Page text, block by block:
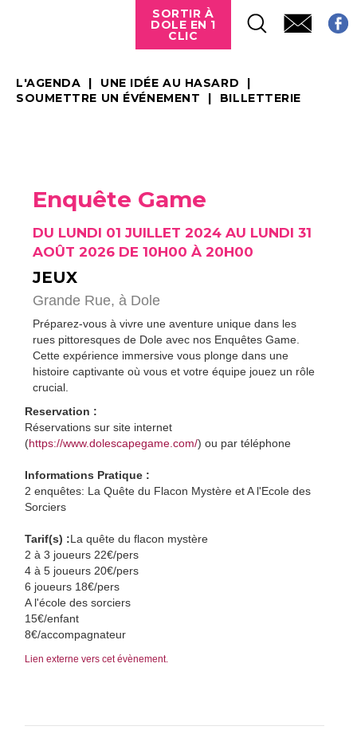
SORTIR À
DOLE EN 1
CLIC
L'AGENDA
UNE IDÉE AU HASARD
SOUMETTRE UN ÉVÉNEMENT
BILLETTERIE
Enquête Game
DU LUNDI 01 JUILLET 2024 AU LUNDI 31
AOÛT 2026 DE 10H00 À 20H00
JEUX
Grande Rue, à Dole
Préparez-vous à vivre une aventure unique dans les
rues pittoresques de Dole avec nos Enquêtes Game.
Cette expérience immersive vous plonge dans une
histoire captivante où vous et votre équipe jouez un rôle
crucial.
Reservation :
Réservations sur site internet
(https://www.dolescapegame.com/) ou par téléphone
Informations Pratique :
2 enquêtes: La Quête du Flacon Mystère et A l'Ecole des
Sorciers
Tarif(s) :La quête du flacon mystère
2 à 3 joueurs 22€/pers
4 à 5 joueurs 20€/pers
6 joueurs 18€/pers
A l'école des sorciers
15€/enfant
8€/accompagnateur
Lien externe vers cet évènement.